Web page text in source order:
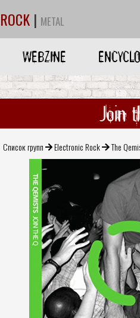
ROCK | METAL
WEBZINE
Join
Список групп Electronic Rock The